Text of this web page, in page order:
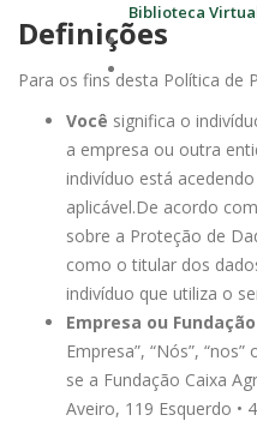
Biblioteca
Definições
Para os fins desta Política de
Você significa o
a empresa ou outra
indivíduo está
aplicável.De acordo
sobre a Proteção de
como o titular dos
indivíduo que utiliza o
Empresa ou Fundação
Empresa”, “Nós”,
se a Fundação Caixa
Aveiro, 119 Esquerdo •